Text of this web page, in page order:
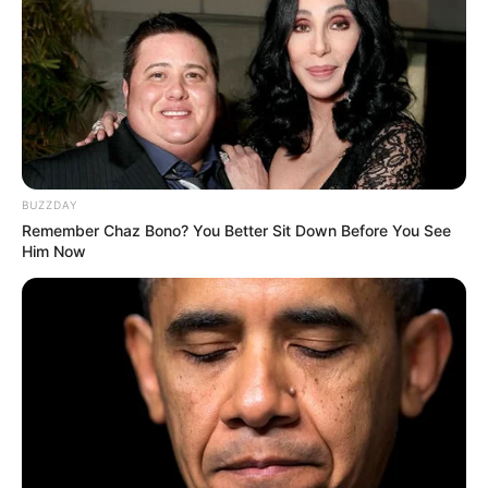
compte sur sa tenue pour se défendre.
POWERBALL N° CHANCE
Les Gros outsiders : Des chances minces
BUZZDAY
Remember Chaz Bono? You Better Sit Down Before You See
Him Now